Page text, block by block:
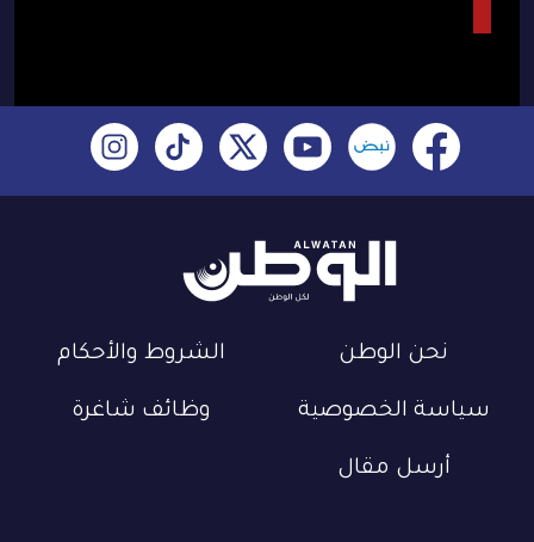
نحن الوطن الشروط والأحكام
سياسة الخصوصية وظائف شاغرة
أرسل مقال